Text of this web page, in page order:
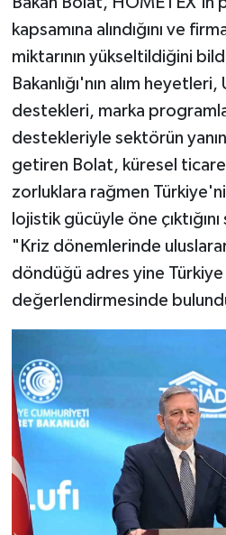
kapsamına alındığını ve
miktarının yükseltildiğini
Bakanlığı'nın alım
destekleri, marka
destekleriyle sektörün
getiren Bolat, küresel
zorluklara rağmen
lojistik gücüyle öne
"Kriz dönemlerinde
döndüğü adres yine
değerlendirmesinde